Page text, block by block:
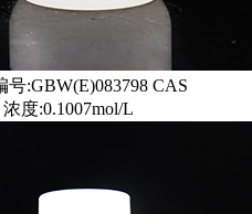
号:GBW(E)083798 CAS
度:0.1007mol/L